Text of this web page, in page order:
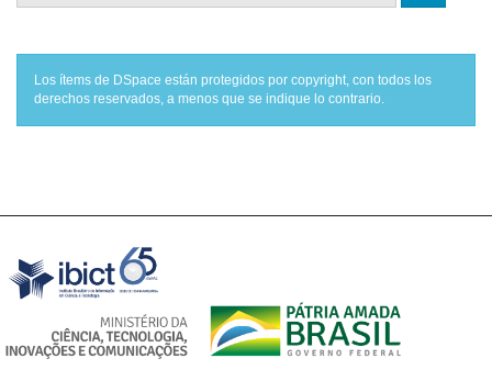
Los ítems de DSpace están protegidos por copyright, con todos los
derechos reservados, a menos que se indique lo contrario.